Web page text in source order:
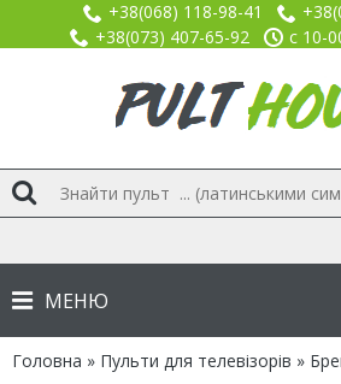
+38(068) 118-98-41
+38(073) 407-65-92
с 10-
МЕНЮ
Головна » Пульти для телевізорів »